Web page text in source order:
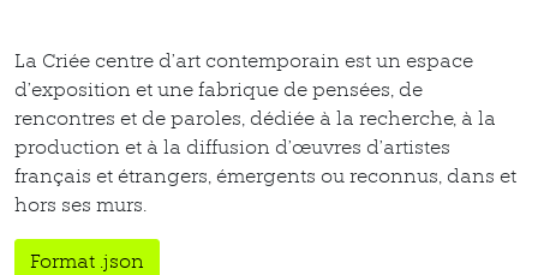
La Criée centre d’art contemporain est un espace
d’exposition et une fabrique de pensées, de
rencontres et de paroles, dédiée à la recherche, à la
production et à la diffusion d’œuvres d’artistes
français et étrangers, émergents ou reconnus, dans et
hors ses murs.
Format .json